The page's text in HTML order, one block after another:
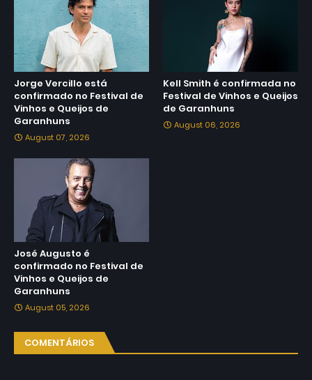
Jorge Vercillo está
confirmado no Festival de
Vinhos e Queijos de
Garanhuns
August 07, 2026
Kell Smith é confirmada no
Festival de Vinhos e Queijos
de Garanhuns
August 06, 2026
José Augusto é
confirmado no Festival de
Vinhos e Queijos de
Garanhuns
August 05, 2026
COMENTÁRIOS